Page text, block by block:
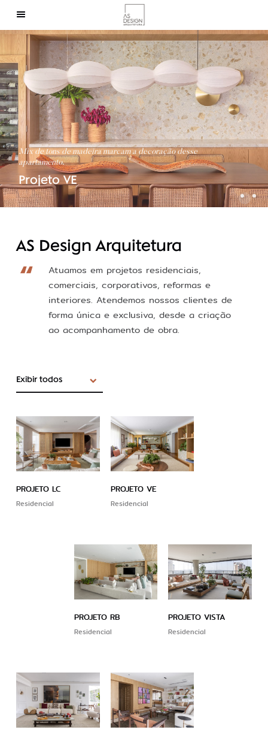
Mix de tons de madeira marcam a decoração desse
apartamento.
Projeto VE
AS Design Arquitetura
Atuamos em projetos residenciais,
comerciais, corporativos, reformas e
interiores. Atendemos nossos clientes de
forma única e exclusiva, desde a criação
ao acompanhamento de obra.
Exibir todos
Residencial
PROJETO LC
Residencial
PROJETO VE
Residencial
PROJETO RB
Residencial
PROJETO VISTA
Home
Sobre
Contato
© 2024 Termos de uso.| Todos os direitos